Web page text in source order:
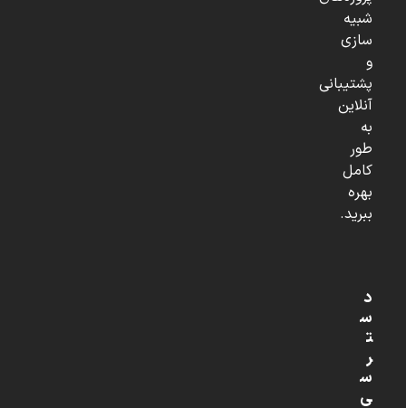
شبیه
سازی
و
پشتیبانی
آنلاین
به
طور
کامل
بهره
ببرید.
د
س
ت
ر
س
ی